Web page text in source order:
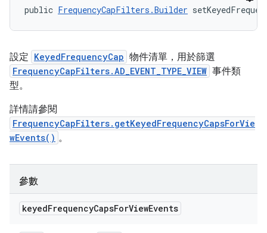
public FrequencyCapFilters.Builder
設定 KeyedFrequencyCap 物件清單，用於篩選
FrequencyCapFilters.AD_EVENT_TYPE_VIEW 事件類
型。
詳情請參閱
FrequencyCapFilters.getKeyedFrequencyCapsForVie
wEvents() 。
參數
keyedFrequencyCapsForViewEvents